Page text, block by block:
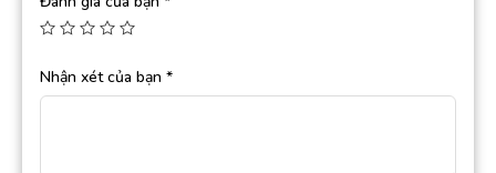
Nhận xét của bạn *